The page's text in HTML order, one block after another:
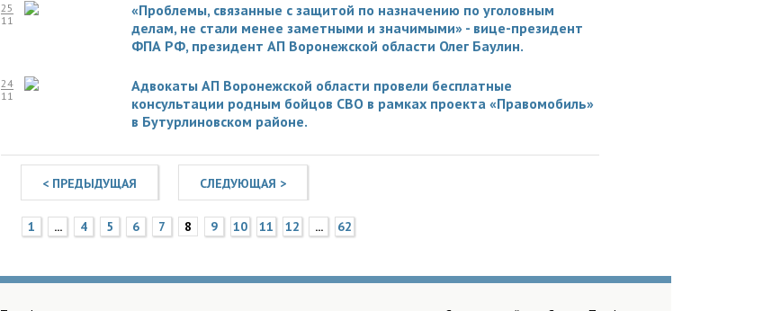
25
11
«Проблемы, связанные с защитой по назначению по уголовным
делам, не стали менее заметными и значимыми» - вице-президент
ФПА РФ, президент АП Воронежской области Олег Баулин.
24
11
Адвокаты АП Воронежской области провели бесплатные
консультации родным бойцов СВО в рамках проекта «Правомобиль»
в Бутурлиновском районе.
< ПРЕДЫДУЩАЯ СЛЕДУЮЩАЯ >
1 ... 4 5 6 7 8 9 10 11 12 ... 62